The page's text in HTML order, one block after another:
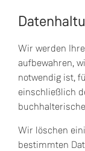
Wir werden
aufbewahren,
notwendig ist,
einschließlich
Wir löschen
bestimmten